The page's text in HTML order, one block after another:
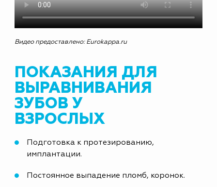
Видео предоставлено: Eurokappa.ru
ПОКАЗАНИЯ ДЛЯ
ВЫРАВНИВАНИЯ
ЗУБОВ У
ВЗРОСЛЫХ
Подготовка к протезированию,
имплантации.
Постоянное выпадение пломб, коронок.